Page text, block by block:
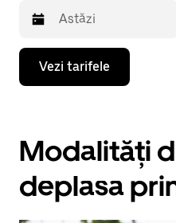
Pentru
deschide
selecta
o
dată,
apasă
pe
Vezi tarifele
Modalități
deplasa